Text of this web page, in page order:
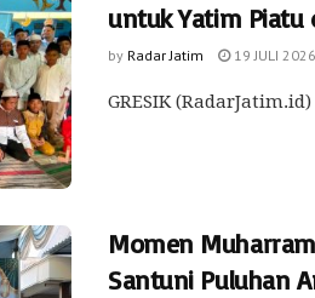
untuk Yatim Piatu
by Radar Jatim 19 JULI 2026
GRESIK
Momen Muharram
Santuni Puluhan